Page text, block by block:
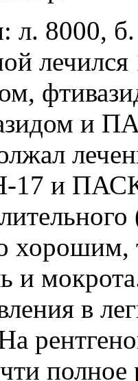
л. 8000,
лечился
и
17 и
хорошим,
и
в